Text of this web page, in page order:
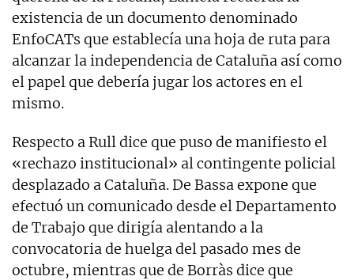
existencia de un documento denominado
EnfoCATs que establecía una hoja de ruta para
alcanzar la independencia de Cataluña así como
el papel que debería jugar los actores en el
mismo.
Respecto a Rull dice que puso de manifiesto el
«rechazo institucional» al contingente policial
desplazado a Cataluña. De Bassa expone que
efectuó un comunicado desde el Departamento
de Trabajo que dirigía alentando a la
convocatoria de huelga del pasado mes de
octubre, mientras que de Borràs dice que